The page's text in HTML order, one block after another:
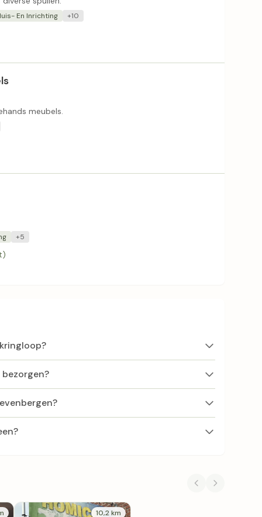
En Inrichting +10
meubels.
+5
10,2 km